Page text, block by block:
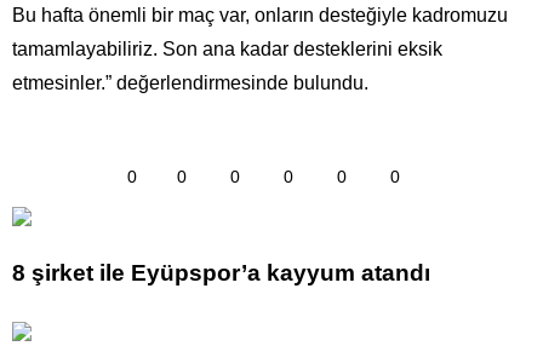
Bu hafta önemli bir maç var, onların desteğiyle kadromuzu
tamamlayabiliriz. Son ana kadar desteklerini eksik
etmesinler.” değerlendirmesinde bulundu.
0 0 0 0 0 0
8 şirket ile Eyüpspor’a kayyum atandı